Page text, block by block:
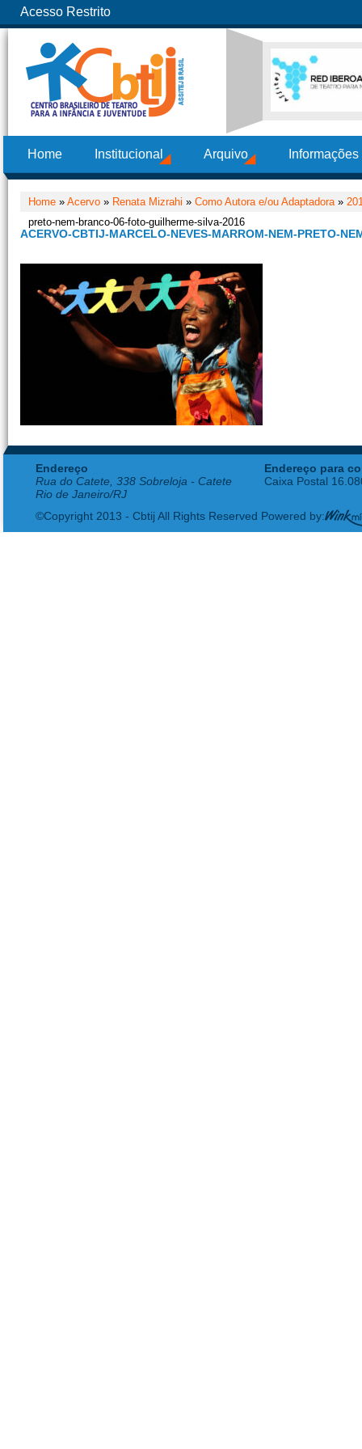
Acesso Restrito
Home Institucional Arquivo
Home » Acervo » Renata Mizrahi » Como Autora e/ou Adaptadora»
preto-nem-branco-06-foto-guilherme-silva-2016
ACERVO-CBTIJ-MARCELO-NEVES-MARROM-NEM-PRETO-
Endereço
Rua do Catete, 338 Sobreloja - Catete
Rio de Janeiro/RJ
Endereço para
Caixa Postal
©Copyright 2013 - Cbtij All Rights Reserved Powered by: